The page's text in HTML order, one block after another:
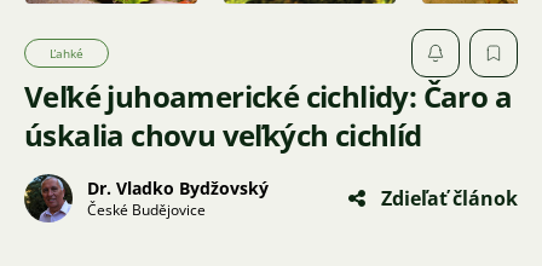
Veľké juhoamerické cichlidy: Čaro a
úskalia chovu veľkých cichlíd
Ľahké
Dr. Vladko Bydžovský
České Budějovice Zdieľať článok